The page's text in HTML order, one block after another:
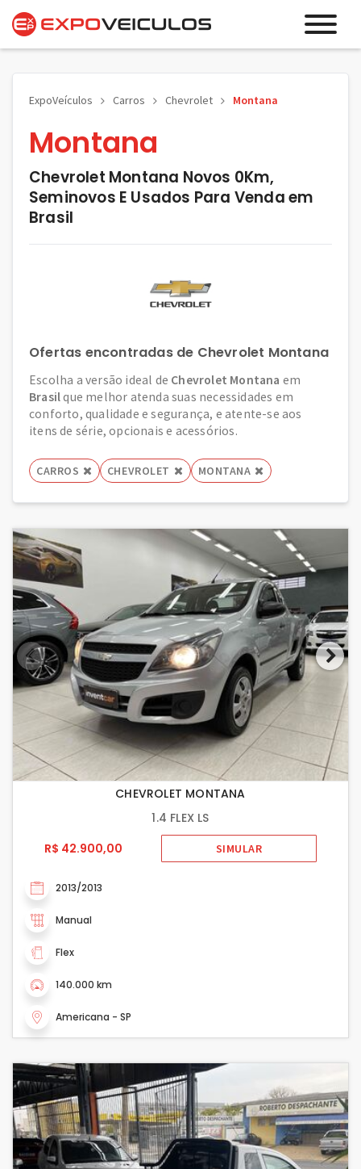
ExpoVeículos Carros Chevrolet Montana
Montana
Chevrolet Montana Novos 0Km,
Seminovos E Usados Para Venda em
Brasil
Ofertas encontradas de Chevrolet Montana
Escolha a versão ideal de Chevrolet Montana em
Brasilque melhor atenda suas necessidades em
conforto, qualidade e segurança, e atente-se aos
itens de série, opcionais e acessórios.
CARROS CHEVROLET MONTANA
CHEVROLET MONTANA
1.4 FLEX LS
R$ 42.900,00
SIMULAR
2013/2013
Manual
Flex
140.000 km
Americana - SP